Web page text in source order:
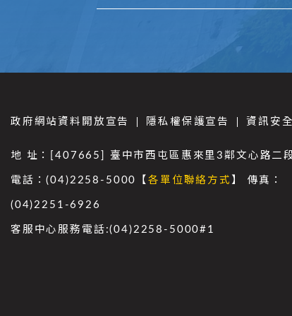
政府網站資料開放宣告 隱私權保護宣告 資訊安
地 址：[407665] 臺中市西屯區惠來里3鄰文心路二
電話：(04)2258-5000【各單位聯絡方式 】 傳真：
(04)2251-6926
客服中心服務電話:(04)2258-5000#1